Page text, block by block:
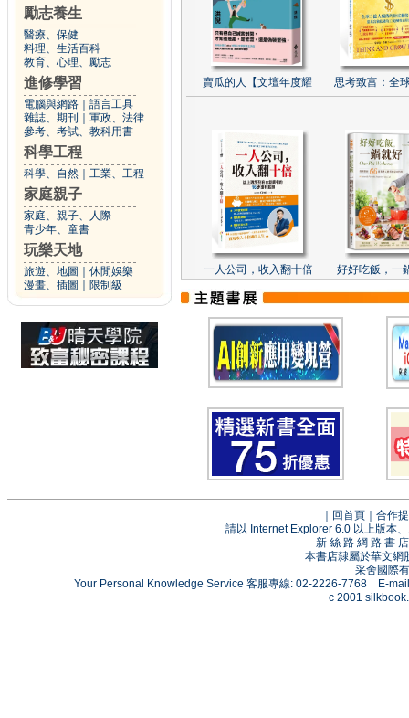
勵志養生
醫療、保健
料理、生活百科
教育、心理、勵志
進修學習
電腦與網路
語言工具
雜誌、期刊
軍政、法律
參考、考試、教科用書
科學工程
科學、自然 工業、工程
家庭親子
家庭、親子、人際
青少年、童書
玩樂天地
旅遊、地圖
休閒娛樂
漫畫、插圖
限制級
賣瓜的人【文壇年度耀 思考致富：全
一人公司，收入翻十倍 好好吃飯，一
回首頁
合作
請以 Internet Explorer 6.0 以上版本
新 絲 路 網 路 書
本書店隸屬於華文網
采舍國際
Your Personal Knowledge Service 客服專線: 02-2226-7768 E-
c 2001